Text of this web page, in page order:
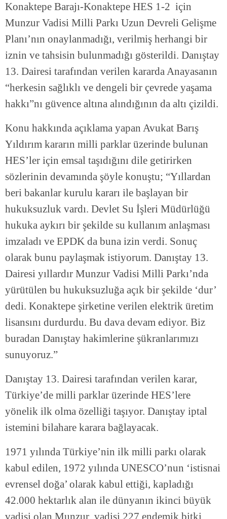
Konaktepe Barajı-Konaktepe HES 1-2 için
Munzur Vadisi Milli Parkı Uzun Devreli Gelişme
Planı’nın onaylanmadığı, verilmiş herhangi bir
iznin ve tahsisin bulunmadığı gösterildi. Danıştay
13. Dairesi tarafından verilen kararda Anayasanın
“herkesin sağlıklı ve dengeli bir çevrede yaşama
hakkı”nı güvence altına alındığının da altı çizildi.
Konu hakkında açıklama yapan Avukat Barış
Yıldırım kararın milli parklar üzerinde bulunan
HES’ler için emsal taşıdığını dile getirirken
sözlerinin devamında şöyle konuştu; “Yıllardan
beri bakanlar kurulu kararı ile başlayan bir
hukuksuzluk vardı. Devlet Su İşleri Müdürlüğü
hukuka aykırı bir şekilde su kullanım anlaşması
imzaladı ve EPDK da buna izin verdi. Sonuç
olarak bunu paylaşmak istiyorum. Danıştay 13.
Dairesi yıllardır Munzur Vadisi Milli Parkı’nda
yürütülen bu hukuksuzluğa açık bir şekilde ‘dur’
dedi. Konaktepe şirketine verilen elektrik üretim
lisansını durdurdu. Bu dava devam ediyor. Biz
buradan Danıştay hakimlerine şükranlarımızı
sunuyoruz.”
Danıştay 13. Dairesi tarafından verilen karar,
Türkiye’de milli parklar üzerinde HES’lere
yönelik ilk olma özelliği taşıyor. Danıştay iptal
istemini bilahare karara bağlayacak.
1971 yılında Türkiye’nin ilk milli parkı olarak
kabul edilen, 1972 yılında UNESCO’nun ‘istisnai
evrensel doğa’ olarak kabul ettiği, kapladığı
42.000 hektarlık alan ile dünyanın ikinci büyük
vadisi olan Munzur vadisi 227 endemik bitki